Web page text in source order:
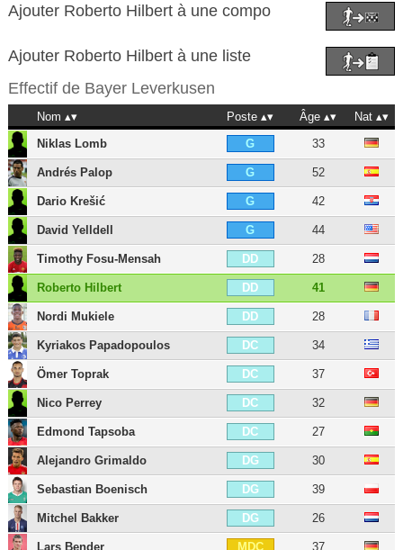
Ajouter Roberto Hilbert à une compo
Ajouter Roberto Hilbert à une liste
Effectif de Bayer Leverkusen
Nom Poste Âge
Nat
Niklas Lomb
G 33
Andrés Palop G 52
Dario Krešić G 42
David Yelldell G 44
Timothy Fosu-Mensah DD 28
Roberto Hilbert DD 41
Nordi Mukiele DD 28
Kyriakos Papadopoulos DC 34
Ömer Toprak DC 37
Nico Perrey DC 32
Edmond Tapsoba DC 27
Alejandro Grimaldo DG 30
Sebastian Boenisch DG 39
Mitchel Bakker DG 26
Lars Bender MDC 37